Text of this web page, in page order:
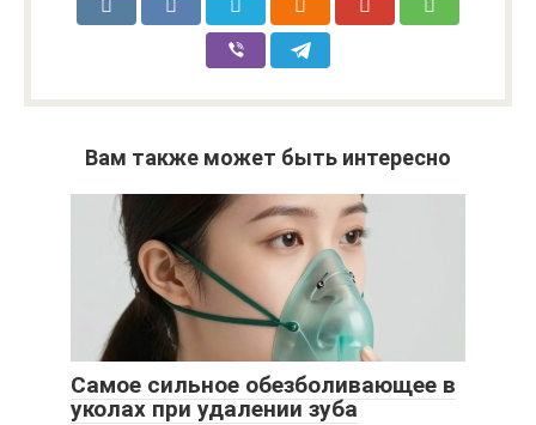
Вам также может быть интересно
Самое сильное обезболивающее в
уколах при удалении зуба